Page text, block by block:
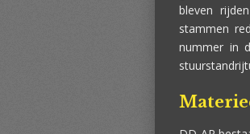
bleven
stammen
nummer in